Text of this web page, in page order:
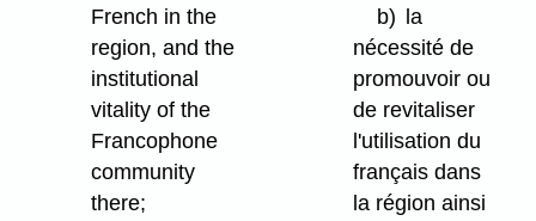
French in the
region, and the
institutional
vitality of the
Francophone
community
there;
b)
la
nécessité de
promouvoir ou
de revitaliser
l'utilisation du
français dans
la région ainsi